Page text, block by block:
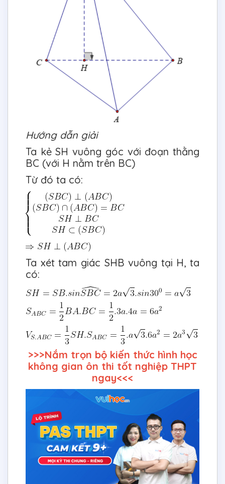
Hướng dẫn giải
Ta kẻ SH vuông góc với đoạn thằng
BC (với H nằm trên BC)
Từ đó ta có:
Ta xét tam giác SHB vuông tại H, ta
có:
>>>Nắm trọn bộ kiến thức hình học
không gian ôn thi tốt nghiệp THPT
ngay<<<